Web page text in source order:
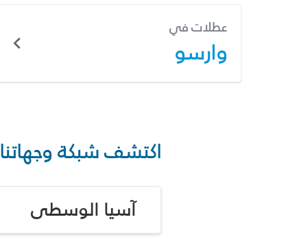
عطلات في
وارسو
اكتشف شبكة وجهاتنا
آسيا الوسطى